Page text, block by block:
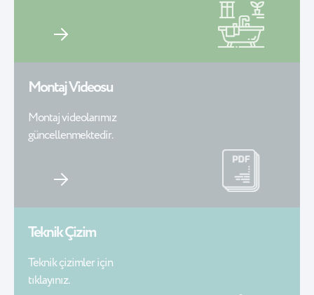
Montaj Videosu
Montaj videolarımız
güncellenmektedir.
Teknik Çizim
Teknik çizimler için
tıklayınız.